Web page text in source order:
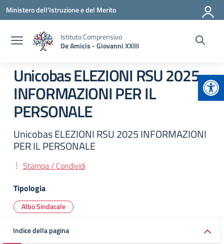
Vai ai contenuti
Vai al menu di navigazione
Vai al footer
Ministero dell'Istruzione e del Merito
Istituto Comprensivo
De Amicis - Giovanni XXIII
Unicobas ELEZIONI RSU 2025
INFORMAZIONI PER IL
PERSONALE
Unicobas ELEZIONI RSU 2025 INFORMAZIONI
PER IL PERSONALE
Stampa / Condividi
Tipologia
Albo Sindacale
Indice della pagina